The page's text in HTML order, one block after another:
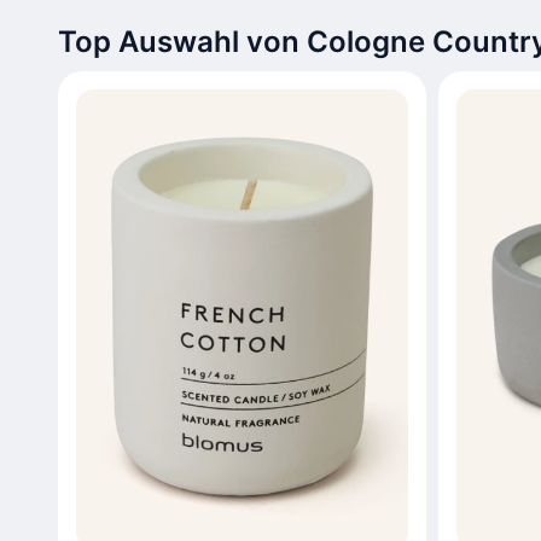
Top Auswahl von Cologne